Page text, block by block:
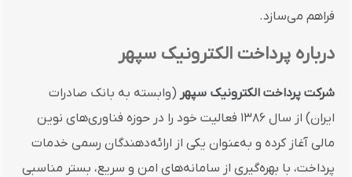
فراهم می‌سازد.
درباره پرداخت الکترونیک سپهر
شرکت پرداخت الکترونیک سپهر (وابسته به بانک صادرات
ایران) از سال ۱۳۸۶ فعالیت خود را در حوزه فناوری‌های نوین
مالی آغاز کرده و به‌عنوان یکی از ارائه‌دهندگان رسمی خدمات
پرداخت، با بهره‌گیری از سامانه‌های امن و سریع، بستر مناسبی